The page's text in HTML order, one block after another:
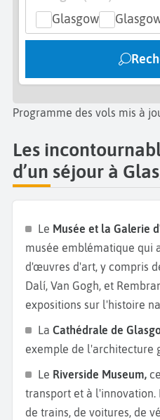
distillerie de whisky
création du scotch
locales comme le
vacances en
Glasgow
Programme des vols mis à
Les
d’un séjour à
Le Musée et la Galerie
musée emblématique qui
d'œuvres d'art, y compris
Dalí, Van Gogh, et
expositions sur l'histoire
La Cathédrale de
exemple de l'architecture
Le Riverside Museum,
transport et à l'innovation.
de trains, de voitures, de